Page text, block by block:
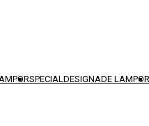
SPECIALDESIGNADE LAMPOR